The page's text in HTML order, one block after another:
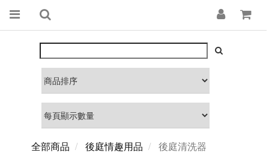
全部商品 後庭情趣用品 後庭清洗器